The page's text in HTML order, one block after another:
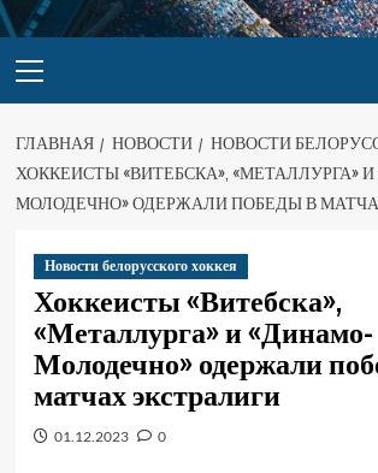
ГЛАВНАЯ НОВОСТИ
НОВОСТИ
ХОККЕИСТЫ «ВИТЕБСКА», «МЕТАЛЛУРГА»
МОЛОДЕЧНО» ОДЕРЖАЛИ ПОБЕДЫ В
Новости белорусского хоккея
Хоккеисты «Витебска»,
«Металлурга» и «Динамо-
Молодечно» одержали
матчах экстралиги
01.12.2023 0